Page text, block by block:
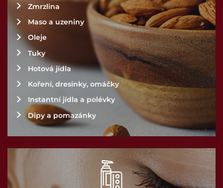
Etikety
Zmrzlina
Maso a uzeniny
Oleje
Tuky
Hotová jídla
Koření, dresinky, omáčky
Instantní jídla a polévky
Dipy a pomazánky